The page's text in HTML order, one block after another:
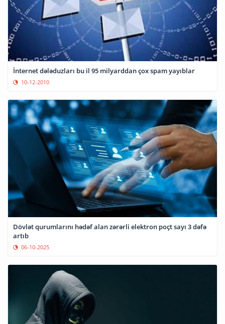
İnternet dələduzları bu il 95 milyarddan çox spam yayıblar
10-12-2010
Dövlət qurumlarını hədəf alan zərərli elektron poçt sayı 3 dəfə
artıb
06-10-2025